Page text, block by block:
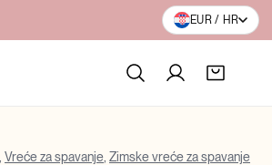
BESPLATNA DOSTAVA PREKO 100€
EUR / HR
Vreće za spavanje Zimske vreće za spavanje